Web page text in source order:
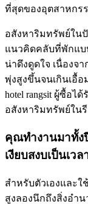
ที่สุดของอุตสาหกร
อสังหาริมทรัพย์ในปั
แนวคิดคลับที่พักแบ
น่าดึงดูดใจ เนื่อง
พุ่งสูงขึ้นจนเกินเอื้
hotel rangsit ผู้ซื้อไ
อสังหาริมทรัพย์ใน
คุณทำงานมาทั้ง
เงียบสงบเป็นเว
สำหรับตัวเองและ
สูงลองนึกถึงสิ่งอำ